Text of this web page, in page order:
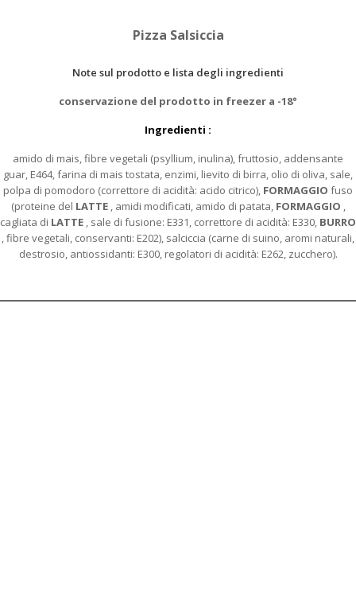
Pizza Salsiccia
Note sul prodotto e lista degli ingredienti
conservazione del prodotto in freezer a -18°
Ingredienti :
amido di mais, fibre vegetali (psyllium, inulina), fruttosio, addensante
guar, E464, farina di mais tostata, enzimi, lievito di birra, olio di oliva, sale,
polpa di pomodoro (correttore di acidità: acido citrico), FORMAGGIO fuso
(proteine del LATTE, amidi modificati, amido di patata, FORMAGGIO ,
cagliata di LATTE , sale di fusione: E331, correttore di acidità: E330, BURRO
, fibre vegetali, conservanti: E202), salciccia (carne di suino, aromi naturali,
destrosio, antiossidanti: E300, regolatori di acidità: E262, zucchero).